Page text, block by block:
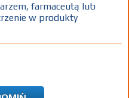
szt. Doustnie
(2) DZ(3)
pozarejestracyjne:
farmaceutą lub
w produkty